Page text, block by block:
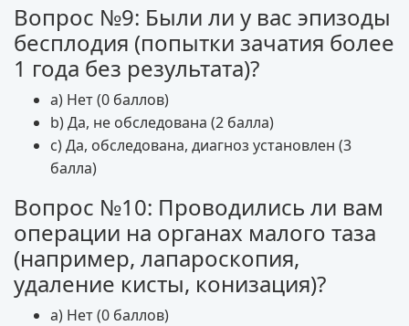
Вопрос №9: Были ли у вас эпизоды
бесплодия (попытки зачатия более
1 года без результата)?
a) Нет (0 баллов)
b) Да, не обследована (2 балла)
c) Да, обследована, диагноз установлен (3
балла)
Вопрос №10: Проводились ли вам
операции на органах малого таза
(например, лапароскопия,
удаление кисты, конизация)?
a) Нет (0 баллов)